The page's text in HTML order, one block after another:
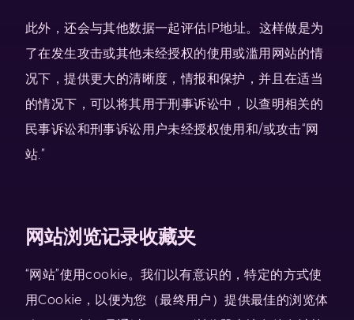
此外，还会与其他数据一起评估IP地址。这样做是为
了在发生攻击或其他未经授权的使用或滥用网站的情
况下，提供更大的清晰度，情报和保护，并且在适当
的情况下，可以将其用于刑事诉讼中，以查明相关的
民事诉讼和刑事诉讼用户未经授权使用和/或攻击“网
站.”
网站浏览记录收藏夹
“网站”使用cookie。我们以有意识的，特定的方式使
用Cookie，以便为您（最终用户）提供最佳的浏览体